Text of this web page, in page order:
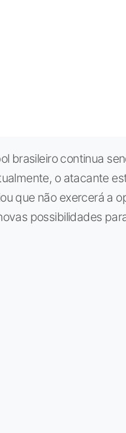
brasileiro continua
o atacante
que não exercerá a
possibilidades